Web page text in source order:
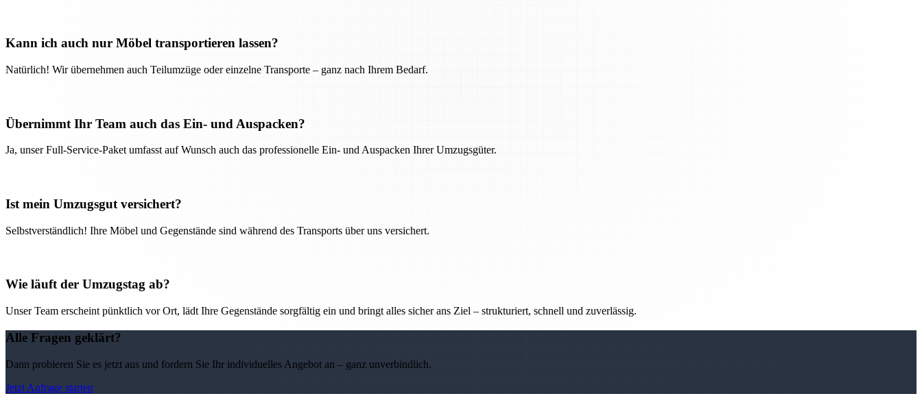
Kann ich auch nur Möbel transportieren lassen?
Natürlich! Wir übernehmen auch Teilumzüge oder einzelne Transporte – ganz nach Ihrem Bedarf.
Übernimmt Ihr Team auch das Ein- und Auspacken?
Ja, unser Full-Service-Paket umfasst auf Wunsch auch das professionelle Ein- und Auspacken Ihrer Umzugsgüter.
Ist mein Umzugsgut versichert?
Selbstverständlich! Ihre Möbel und Gegenstände sind während des Transports über uns versichert.
Wie läuft der Umzugstag ab?
Unser Team erscheint pünktlich vor Ort, lädt Ihre Gegenstände sorgfältig ein und bringt alles sicher ans Ziel – strukturiert, schnell und zuverlässig.
Alle Fragen geklärt?
Dann probieren Sie es jetzt aus und fordern Sie Ihr individuelles Angebot an – ganz unverbindlich.
Jetzt Anfrage starten